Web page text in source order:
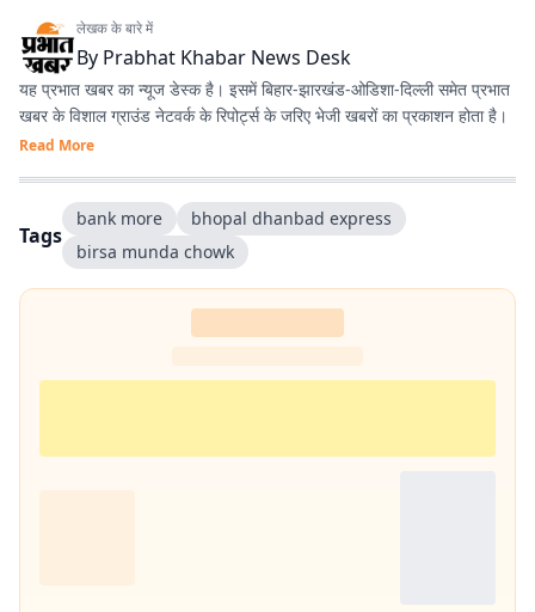
लेखक के बारे में
By Prabhat Khabar News Desk
यह प्रभात खबर का न्यूज डेस्क है। इसमें बिहार-झारखंड-ओडिशा-दिल्‍ली समेत प्रभात
खबर के विशाल ग्राउंड नेटवर्क के रिपोर्ट्स के जरिए भेजी खबरों का प्रकाशन होता है।
Read More
Tags
bank more
bhopal dhanbad express
birsa munda chowk